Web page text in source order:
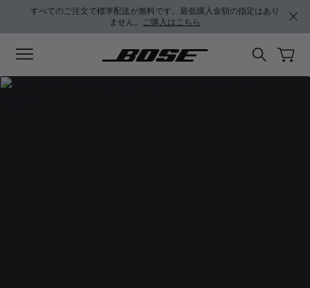
メインコンテンツに移動
フッターコンテンツに移動
アクセシビリティ声明に移動する
すべてのご注文で標準配送が無料です。最低購入金額の指定はあり
ません。 ご購入はこちら